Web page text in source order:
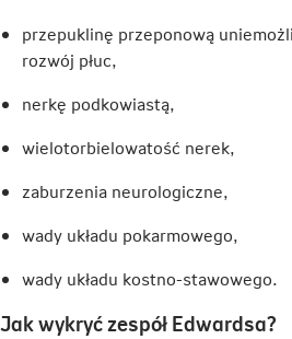
przepuklinę przeponową
rozwój płuc,
nerkę podkowiastą,
wielotorbielowatość nerek,
zaburzenia neurologiczne,
wady układu pokarmowego,
wady układu kostno-stawowego.
Jak wykryć zespół Edwardsa?